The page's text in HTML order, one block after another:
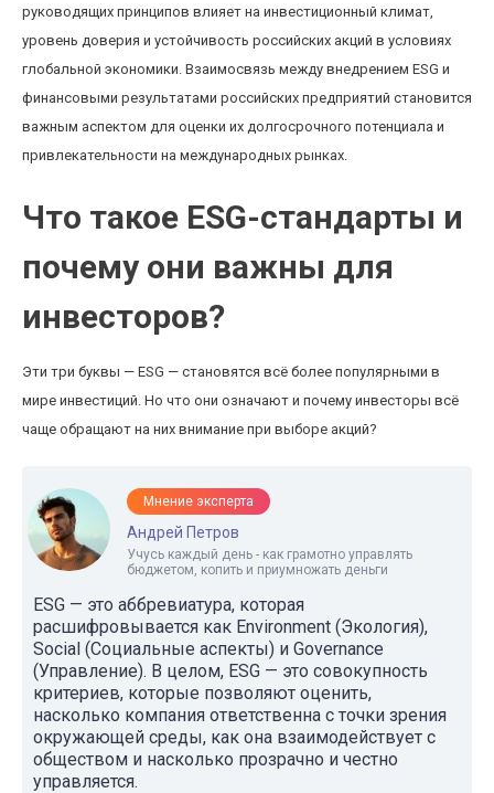
руководящих принципов влияет на инвестиционный климат,
уровень доверия и устойчивость российских акций в условиях
глобальной экономики. Взаимосвязь между внедрением ESG и
финансовыми результатами российских предприятий становится
важным аспектом для оценки их долгосрочного потенциала и
привлекательности на международных рынках.
Что такое ESG-стандарты и
почему они важны для
инвесторов?
Эти три буквы — ESG — становятся всё более популярными в
мире инвестиций. Но что они означают и почему инвесторы всё
чаще обращают на них внимание при выборе акций?
Мнение эксперта
Андрей Петров
Учусь каждый день - как грамотно управлять
бюджетом, копить и приумножать деньги
ESG — это аббревиатура, которая
расшифровывается как Environment (Экология),
Social (Социальные аспекты) и Governance
(Управление). В целом, ESG — это совокупность
критериев, которые позволяют оценить,
насколько компания ответственна с точки зрения
окружающей среды, как она взаимодействует с
обществом и насколько прозрачно и честно
управляется.